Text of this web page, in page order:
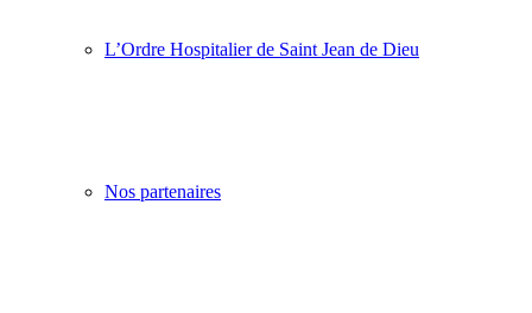
L’Ordre Hospitalier de Saint Jean de Dieu
Nos partenaires